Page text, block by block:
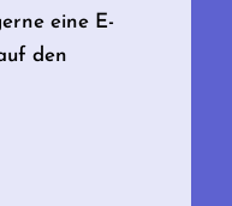
eine E-
den